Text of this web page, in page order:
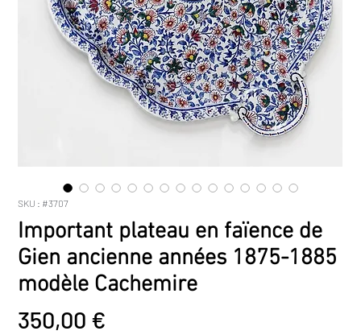
SKU : #3707
Important plateau en faïence de
Gien ancienne années 1875-1885
modèle Cachemire
350,00 €